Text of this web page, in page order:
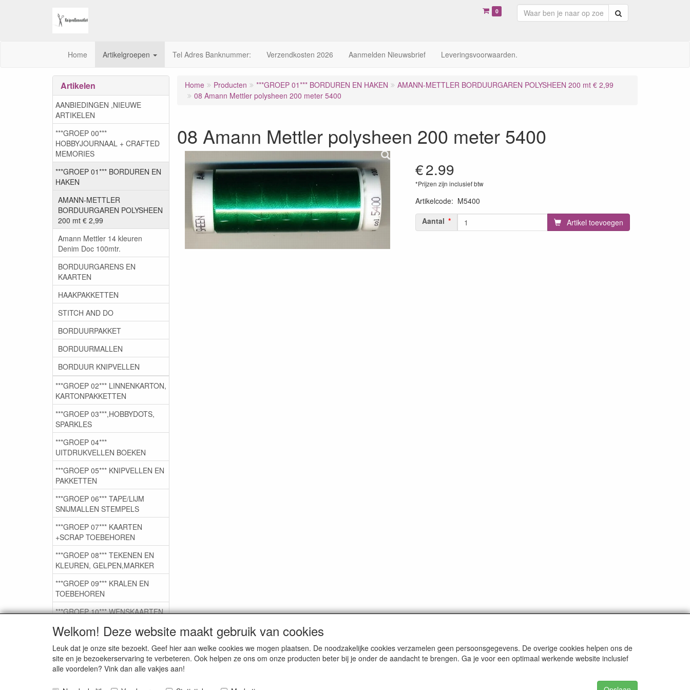
Welkom! Deze website maakt gebruik van cookies
Leuk dat je onze site bezoekt. Geef hier aan welke cookies we mogen plaatsen. De noodzakelijke cookies verzamelen geen persoonsgegevens. De overige cookies helpen ons de
site en je bezoekerservaring te verbeteren. Ook helpen ze ons om onze producten beter bij je onder de aandacht te brengen. Ga je voor een optimaal werkende website inclusief
alle voordelen? Vink dan alle vakjes aan!
0
Home Artikelgroepen Tel Adres Banknummer: Verzendkosten 2026 Aanmelden Nieuwsbrief Leveringsvoorwaarden.
Home Producten ***GROEP 01*** BORDUREN EN HAKEN
AMANN-METTLER BORDUURGAREN POLYSHEEN 200 mt € 2,99
08 Amann Mettler polysheen 200 meter 5400
08 Amann Mettler polysheen 200 meter 5400
€2.99
*Prijzen zijn inclusief btw
Artikelcode: M5400
Aantal
Artikel toevoegen
Artikelen
AANBIEDINGEN ,NIEUWE
ARTIKELEN
***GROEP 00***
HOBBYJOURNAAL + CRAFTED
MEMORIES
***GROEP 01*** BORDUREN EN
HAKEN
AMANN-METTLER
BORDUURGAREN POLYSHEEN
200 mt € 2,99
Amann Mettler 14 kleuren
Denim Doc 100mtr.
BORDUURGARENS EN
KAARTEN
HAAKPAKKETTEN
STITCH AND DO
BORDUURPAKKET
BORDUURMALLEN
BORDUUR KNIPVELLEN
***GROEP 02*** LINNENKARTON,
KARTONPAKKETTEN
***GROEP 03***,HOBBYDOTS,
SPARKLES
***GROEP 04***
UITDRUKVELLEN BOEKEN
***GROEP 05*** KNIPVELLEN EN
PAKKETTEN
***GROEP 06*** TAPE/LIJM
SNIJMALLEN STEMPELS
***GROEP 07*** KAARTEN
+SCRAP TOEBEHOREN
***GROEP 08*** TEKENEN EN
KLEUREN, GELPEN,MARKER
***GROEP 09*** KRALEN EN
TOEBEHOREN
***GROEP 10*** WENSKAARTEN
Service
Artikelgroepen